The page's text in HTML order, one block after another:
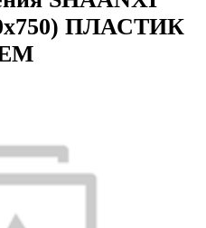
ПЛАСТИК